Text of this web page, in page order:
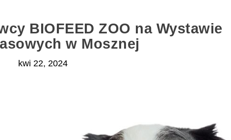
BIOFEED ZOO na Wystawie
w Mosznej
kwi 22, 2024